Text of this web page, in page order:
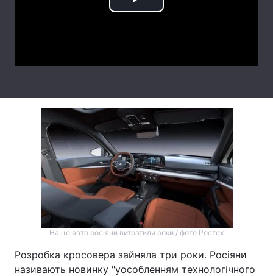
Тема оформлення
Play
На це авто росіяни витратили роки / фото Ростех
Розробка кросовера зайняла три роки. Росіяни
називають новинку "уособленням технологічного